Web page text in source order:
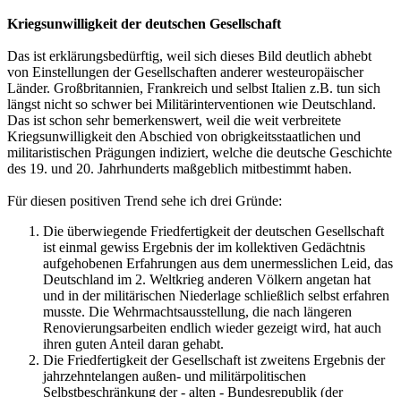
Kriegsunwilligkeit der deutschen Gesellschaft
Das ist erklärungsbedürftig, weil sich dieses Bild deutlich abhebt
von Einstellungen der Gesellschaften anderer westeuropäischer
Länder. Großbritannien, Frankreich und selbst Italien z.B. tun sich
längst nicht so schwer bei Militärinterventionen wie Deutschland.
Das ist schon sehr bemerkenswert, weil die weit verbreitete
Kriegsunwilligkeit den Abschied von obrigkeitsstaatlichen und
militaristischen Prägungen indiziert, welche die deutsche Geschichte
des 19. und 20. Jahrhunderts maßgeblich mitbestimmt haben.
Für diesen positiven Trend sehe ich drei Gründe:
Die überwiegende Friedfertigkeit der deutschen Gesellschaft
ist einmal gewiss Ergebnis der im kollektiven Gedächtnis
aufgehobenen Erfahrungen aus dem unermesslichen Leid, das
Deutschland im 2. Weltkrieg anderen Völkern angetan hat
und in der militärischen Niederlage schließlich selbst erfahren
musste. Die Wehrmachtsausstellung, die nach längeren
Renovierungsarbeiten endlich wieder gezeigt wird, hat auch
ihren guten Anteil daran gehabt.
Die Friedfertigkeit der Gesellschaft ist zweitens Ergebnis der
jahrzehntelangen außen- und militärpolitischen
Selbstbeschränkung der - alten - Bundesrepublik (der